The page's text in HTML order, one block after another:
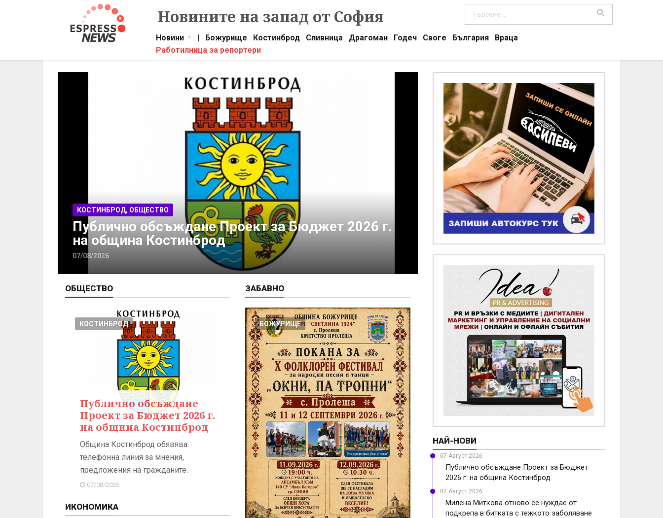
Новините на запад от София
Новини | Божурище Костинброд Сливница Драгоман Годеч Своге България
Враца
Работилница за репортери
КОСТИНБРОД, ОБЩЕСТВО
Милена Миткова отново се нуждае от подкрепа
в битката с тежкото заболяване
07/08/2026
КОСТИНБРОД, ОБЩЕСТВО
Официално откриване на
предварително третиране на
компостираща инсталация в
Костинброд
07/08/2026
ОБЩЕСТВО
КОСТИНБРОД
Публично обсъждане
Проект за Бюджет 2026 г.
на община Костинброд
Община Костинброд обявява
телефонна линия за мнения,
предложения на гражданите.
07/08/2026
ИКОНОМИКА
ЗАБАВНО
БОЖУРИЩЕ
НАЙ-НОВИ
07 Август 2026
Публично обсъждане Проект за Бюджет
2026 г. на община Костинброд
07 Август 2026
Милена Миткова отново се нуждае от
подкрепа в битката с тежкото заболяване